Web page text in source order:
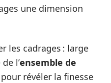
une dimension
les cadrages : large
l’ensemble de
révéler la finesse